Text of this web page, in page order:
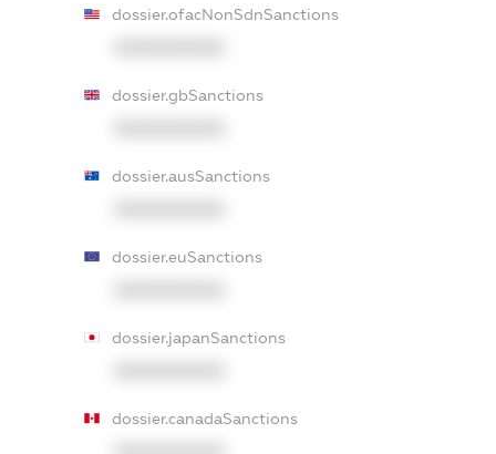
dossier.ofacNonSdnSanctions
dossier.gbSanctions
dossier.ausSanctions
dossier.euSanctions
dossier.japanSanctions
dossier.canadaSanctions